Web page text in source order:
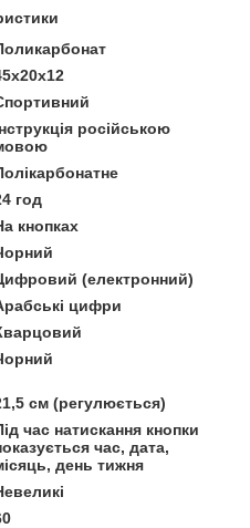
російською
год
кнопках
(електронний)
цифри
см (регулюється)
час натискання кнопки
час, дата,
день тижня